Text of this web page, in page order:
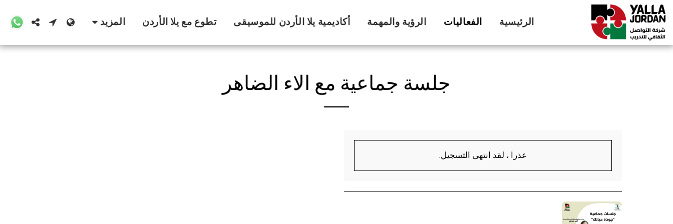
الرئيسية الفعاليات الرؤية والمهمة أكاديمية يلا الأردن للموسيقى تطوع مع يلا الأردن المزيد
جلسة جماعية مع الاء الضاهر
عذرا ، لقد انتهى التسجيل.